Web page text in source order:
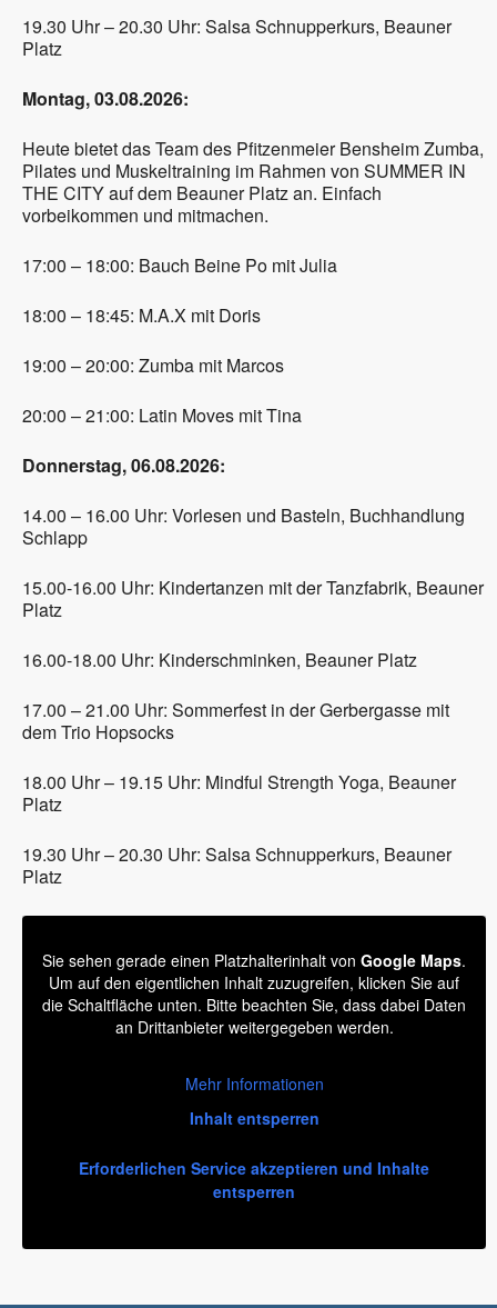
19.30 Uhr – 20.30 Uhr: Salsa Schnupperkurs, Beauner
Platz
Montag, 03.08.2026:
Heute bietet das Team des Pfitzenmeier Bensheim Zumba,
Pilates und Muskeltraining im Rahmen von SUMMER IN
THE CITY auf dem Beauner Platz an. Einfach
vorbeikommen und mitmachen.
17:00 – 18:00: Bauch Beine Po mit Julia
18:00 – 18:45: M.A.X mit Doris
19:00 – 20:00: Zumba mit Marcos
20:00 – 21:00: Latin Moves mit Tina
Donnerstag, 06.08.2026:
14.00 – 16.00 Uhr: Vorlesen und Basteln, Buchhandlung
Schlapp
15.00-16.00 Uhr: Kindertanzen mit der Tanzfabrik, Beauner
Platz
16.00-18.00 Uhr: Kinderschminken, Beauner Platz
17.00 – 21.00 Uhr: Sommerfest in der Gerbergasse mit
dem Trio Hopsocks
18.00 Uhr – 19.15 Uhr: Mindful Strength Yoga, Beauner
Platz
19.30 Uhr – 20.30 Uhr: Salsa Schnupperkurs, Beauner
Platz
Sie sehen gerade einen Platzhalterinhalt von Google Maps.
Um auf den eigentlichen Inhalt zuzugreifen, klicken Sie auf
die Schaltfläche unten. Bitte beachten Sie, dass dabei Daten
an Drittanbieter weitergegeben werden.
Mehr Informationen
Inhalt entsperren
Erforderlichen Service akzeptieren und Inhalte
entsperren